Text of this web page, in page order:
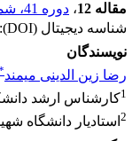
مقاله 12
، دوره 41، شماره 2
شناسه دیجیتال (DOI):
نویسندگان
رضا زین الدینی میمند
1کارشناس ارشد
2 استادیار دانشگاه